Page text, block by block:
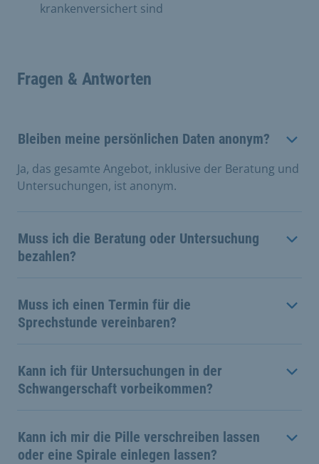
krankenversichert sind
Fragen & Antworten
Bleiben meine persönlichen Daten anonym?
Ja, das gesamte Angebot, inklusive der Beratung und
Untersuchungen, ist anonym.
Muss ich die Beratung oder Untersuchung
bezahlen?
Muss ich einen Termin für die
Sprechstunde vereinbaren?
Kann ich für Untersuchungen in der
Schwangerschaft vorbeikommen?
Kann ich mir die Pille verschreiben lassen
oder eine Spirale einlegen lassen?